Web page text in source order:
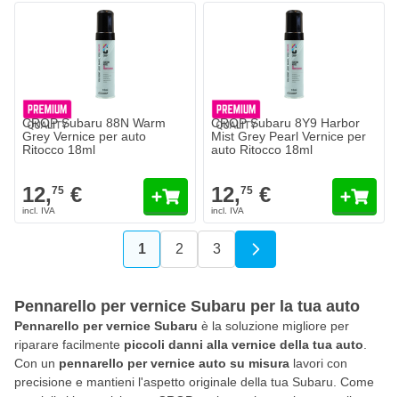
CROP Subaru 88N Warm
Grey Vernice per auto
Ritocco 18ml
12,75 €
CROP Subaru 8Y9 Harbor
Mist Grey Pearl Vernice per
auto Ritocco 18ml
12,75 €
Attualmente stai leggendo la pagina
1 Pagina
2 Pagina
3
Pennarello per vernice Subaru per la tua auto
Pennarello per vernice Subaru è la soluzione migliore per
riparare facilmente piccoli danni alla vernice della tua auto
Con un pennarello per vernice auto su misura lavori con
precisione e mantieni l'aspetto originale della tua Subaru. Come